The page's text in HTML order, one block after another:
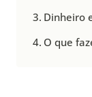
Dinheiro
O que